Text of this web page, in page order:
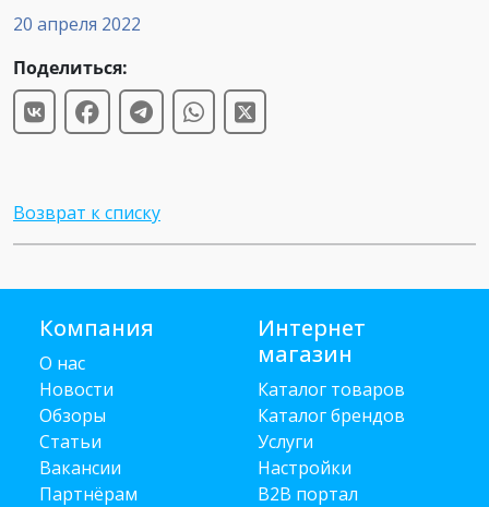
20 апреля 2022
Поделиться:
Возврат к списку
Компания
О нас
Новости
Обзоры
Статьи
Вакансии
Партнёрам
Интернет
магазин
Каталог товаров
Каталог брендов
Услуги
Настройки
B2B портал